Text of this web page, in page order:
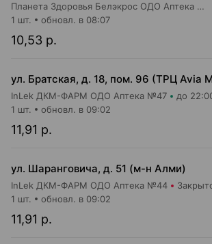
Планета Здоровья Белэкрос ОДО Аптека №3
10,53 р.
1 шт. обновл. в 08:07
InLek ДКМ-ФАРМ ОДО Аптека №47 до
11,91 р.
1 шт. обновл. в 09:02
ул. Шаранговича, д. 51 (м-н Алми)
InLek ДКМ-ФАРМ ОДО Аптека №44
11,91 р.
1 шт. обновл. в 09:02